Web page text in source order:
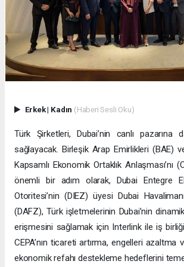
Erkek| Kadın (Haberi Sesli Oku)
Türk Şirketleri, Dubai’nin canlı pazarına
sağlayacak. Birleşik Arap Emirlikleri (BAE)
Kapsamlı Ekonomik Ortaklık Anlaşması’nı
önemli bir adım olarak, Dubai Entegre
Otoritesi’nin (DIEZ) üyesi Dubai
(DAFZ), Türk işletmelerinin Dubai’nin
erişmesini sağlamak için Interlink ile iş birliği
CEPA’nın ticareti artırma, engelleri azaltma
ekonomik refahı destekleme hedeflerini